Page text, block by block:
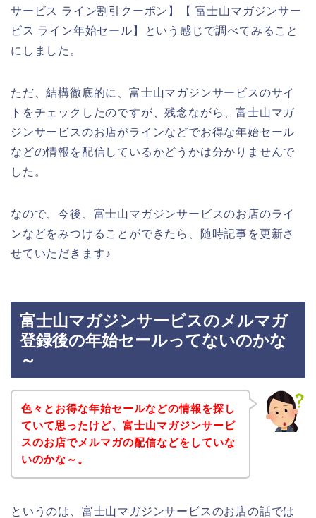
サービス ライン割引クーポン】【 富士山マガジンサー
ビス ライン年始セール】という感じで調べてみること
にしました。
ただ、結構徹底的に、富士山マガジンサービスのサイ
トをチェックしたのですが、残念ながら、富士山マガ
ジンサービスのお店がラインなどでお得な年始セール
などの情報を配信しているかどうかは分かりませんで
した。
なので、今後、富士山マガジンサービスのお店のライ
ンなどをみつけることができたら、随時記事を更新さ
せていただきます♪
富士山マガジンサービスのメルマガ
登録後の年始セールってないのかな
～
色々とお得な年始セールなどの情報を探し
ていて思ったけど、富士山マガジンサービ
スのお店でメルマガの配信などをしていな
いのかな～。
というのは、富士山マガジンサービスのお店の話では